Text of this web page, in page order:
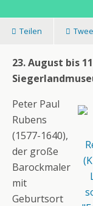
Teilen
23. August bis
Peter Paul
Rubens
(1577-1640),
der große
Barockmaler
mit
Geburtsort